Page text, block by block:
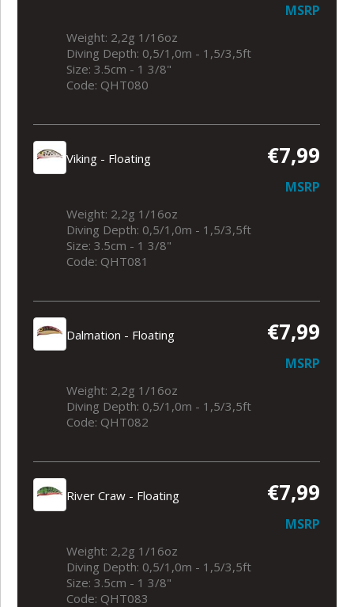
MSRP
Weight: 2,2g 1/16oz
Diving Depth: 0,5/1,0m - 1,5/3,5ft
Size: 3.5cm - 1 3/8"
Code: QHT080
Viking - Floating €7,99
MSRP
Weight: 2,2g 1/16oz
Diving Depth: 0,5/1,0m - 1,5/3,5ft
Size: 3.5cm - 1 3/8"
Code: QHT081
Dalmation - Floating €7,99
MSRP
Weight: 2,2g 1/16oz
Diving Depth: 0,5/1,0m - 1,5/3,5ft
Code: QHT082
River Craw - Floating €7,99
MSRP
Weight: 2,2g 1/16oz
Diving Depth: 0,5/1,0m - 1,5/3,5ft
Size: 3.5cm - 1 3/8"
Code: QHT083